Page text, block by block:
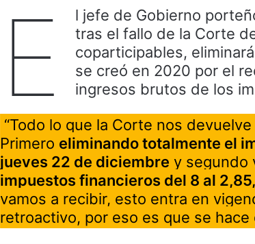
E
l jefe de Gobierno
tras el fallo de la Corte
coparticipables,
se creó en 2020 por el
ingresos brutos de los
“Todo lo que la Corte nos
Primero eliminando totalmente el
jueves 22 de diciembre y segundo
impuestos financieros del 8 al 2,85,
vamos a recibir, esto entra en
retroactivo, por eso es que se